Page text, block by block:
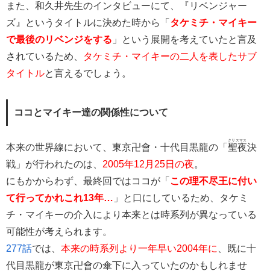
また、和久井先生のインタビューにて、『リベンジャー
ズ』というタイトルに決めた時から「 タケミチ・マイキー
で最後のリベンジをする 」という展開を考えていたと言及
されているため、
タケミチ・マイキーの二人を表したサブ
タイトルと言えるでしょう。
ココとマイキー達の関係性について
本来の世界線において、東京卍會・十代目黒龍の「 聖夜
クリスマス
決
戦」が行われたのは、 2005年12月25日の夜。
にもかからわず、最終回ではココが「 この理不尽王に付い
て行ってかれこれ13年… 」と口にしているため、タケミ
チ・マイキーの介入により本来とは時系列が異なっている
可能性が考えられます。
277話では、 本来の時系列より一年早い2004年に
、既に十
代目黒龍が東京卍會の傘下に入っていたのかもしれませ